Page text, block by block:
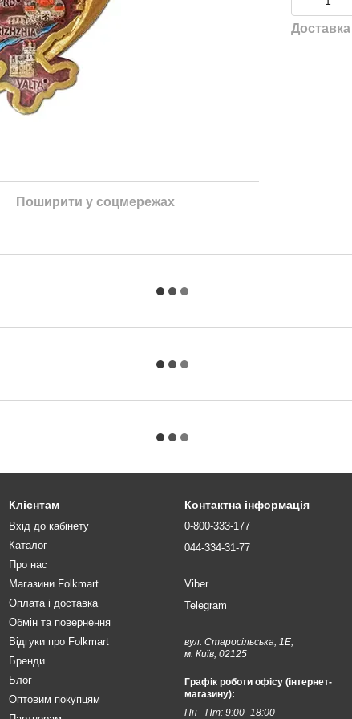
Поширити у соцмережах
Доставка
Клієнтам
Вхід до кабінету
Каталог
Про нас
Магазини Folkmart
Оплата і доставка
Обмін та повернення
Відгуки про Folkmart
Бренди
Блог
Оптовим покупцям
Контактна інформація
0-800-333-177
044-334-31-77
Viber
Telegram
вул. Старосільська, 1Е,
м. Київ, 02125
Графік роботи офісу (інтернет-
магазину):
Пн - Пт: 9:00–18:00